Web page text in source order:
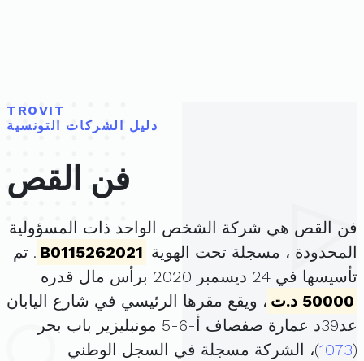
TROVIT
دليل الشركات التونسية
فن القص
فن القص هي شركة الشخص الواحد ذات المسؤولية
المحدودة ، مسجلة تحت الهوية B0115262021 . تم
تأسيسها في 24 ديسمبر 2020 برأس مال قدره
50000 د.ت
، ويقع مقرها الرئيسي في شارع اليابان
عد39د عمارة صفصاف أ-6-5 مونبليزير باب بحر
(
1073)، الشركة مسجلة في السجل الوطني